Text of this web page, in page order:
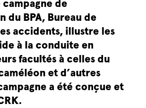
de
du BPA, Bureau de
accidents, illustre les
à la conduite en
facultés à celles du
et d’autres
a été conçue et